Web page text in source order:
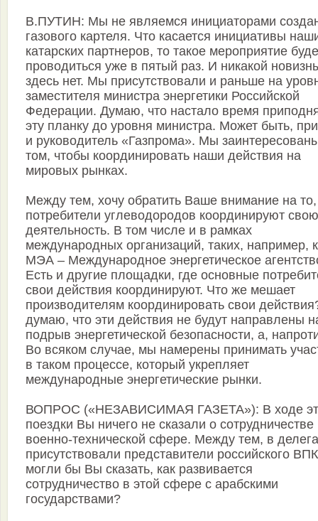
В.ПУТИН: Мы не являемся инициаторами
газового картеля. Что касается инициативы
катарских партнеров, то такое мероприятие
проводиться уже в пятый раз. И никакой
здесь нет. Мы присутствовали и раньше на
заместителя министра энергетики Российской
Федерации. Думаю, что настало время
эту планку до уровня министра. Может быть,
и руководитель «Газпрома». Мы
том, чтобы координировать наши действия на
мировых рынках.
Между тем, хочу обратить Ваше внимание на то,
потребители углеводородов координируют свою
деятельность. В том числе и в рамках
международных организаций, таких, например,
МЭА – Международное энергетическое
Есть и другие площадки, где основные
свои действия координируют. Что же мешает
производителям координировать свои
думаю, что эти действия не будут направлены
подрыв энергетической безопасности, а,
Во всяком случае, мы намерены принимать
в таком процессе, который укрепляет
международные энергетические рынки.
ВОПРОС («НЕЗАВИСИМАЯ ГАЗЕТА»): В ходе
поездки Вы ничего не сказали о сотрудничестве
военно-технической сфере. Между тем, в
присутствовали представители российского
могли бы Вы сказать, как развивается
сотрудничество в этой сфере с арабскими
государствами?